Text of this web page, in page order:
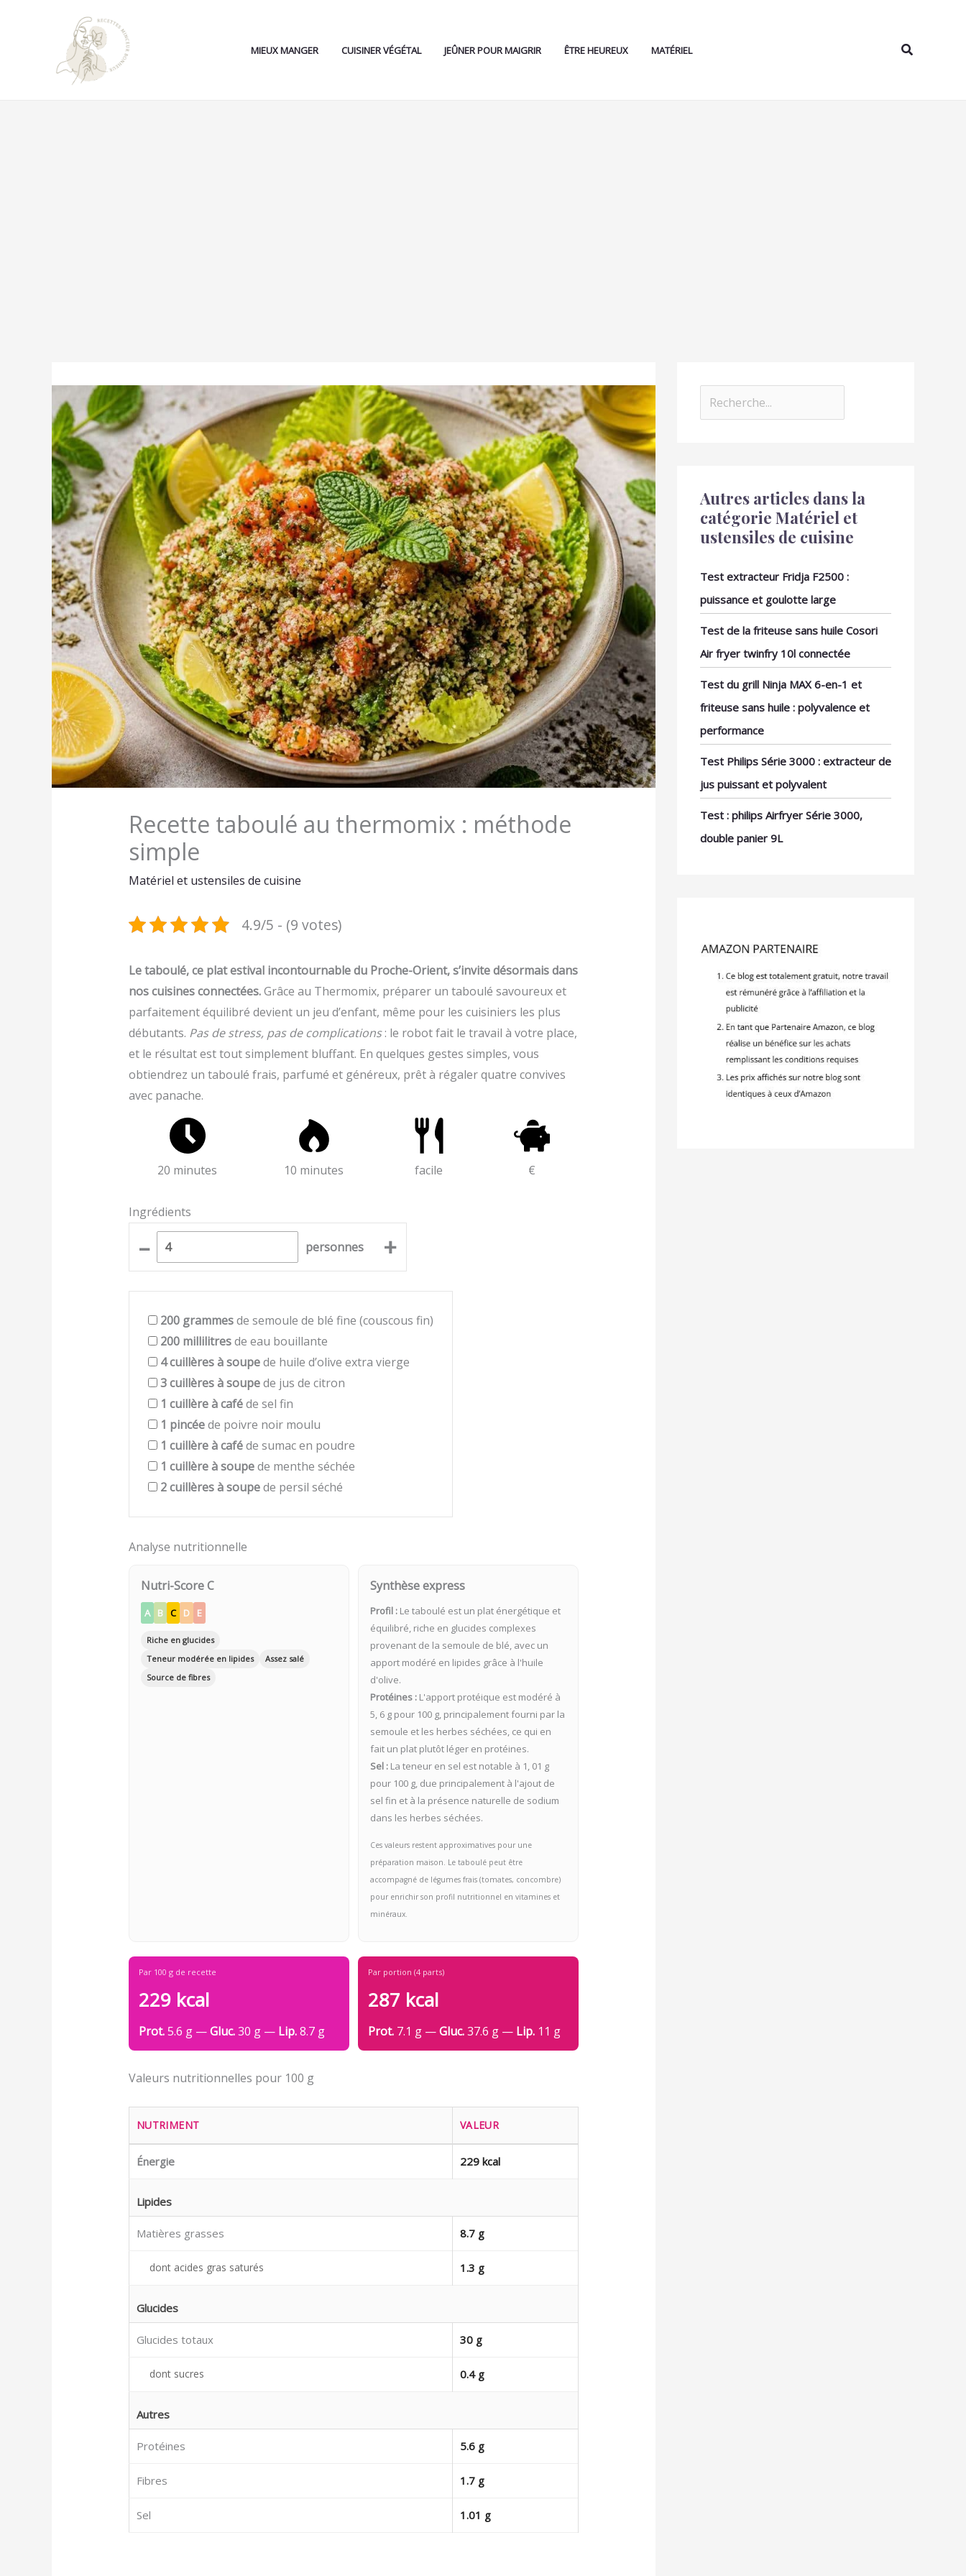
MIEUX MANGER CUISINER VÉGÉTAL JEÛNER POUR MAIGRIR ÊTRE HEUREUX MATÉRIEL
Recette taboulé au thermomix : méthode
simple
Matériel et ustensiles de cuisine
4.9/5 - (9 votes)
Le taboulé, ce plat estival incontournable du Proche-Orient, s’invite désormais dans
nos cuisines connectées.Grâce au Thermomix, préparer un taboulé savoureux et
parfaitement équilibré devient un jeu d’enfant, même pour les cuisiniers les plus
débutants. Pas de stress, pas de complications: le robot fait le travail à votre place,
et le résultat est tout simplement bluffant. En quelques gestes simples, vous
obtiendrez un taboulé frais, parfumé et généreux, prêt à régaler quatre convives
avec panache.
20 minutes 10 minutes facile €
Ingrédients
– personnes +
200 grammesde semoule de blé fine (couscous fin)
200 millilitresde eau bouillante
4cuillères à soupede huile d’olive extra vierge
3cuillères à soupede jus de citron
1 cuillère à caféde sel fin
1 pincéede poivre noir moulu
1 cuillère à caféde sumac en poudre
1 cuillère à soupede menthe séchée
2cuillères à soupede persil séché
Analyse nutritionnelle
Nutri-Score C
A B C D E
Riche en glucides
Teneur modérée en lipides
Assez salé
Source de fibres
Synthèse express
Profil : Le taboulé est un plat énergétique et
équilibré, riche en glucides complexes
provenant de la semoule de blé, avec un
apport modéré en lipides grâce à l'huile
d'olive.
Protéines : L'apport protéique est modéré à
5, 6 g pour 100 g, principalement fourni par la
semoule et les herbes séchées, ce qui en
fait un plat plutôt léger en protéines.
Sel : La teneur en sel est notable à 1, 01 g
pour 100 g, due principalement à l'ajout de
sel fin et à la présence naturelle de sodium
dans les herbes séchées.
Ces valeurs restent approximatives pour une
préparation maison. Le taboulé peut être
accompagné de légumes frais (tomates, concombre)
pour enrichir son profil nutritionnel en vitamines et
minéraux.
Par 100 g de recette
229 kcal
Prot.5.6 g —Gluc.30 g — Lip.8.7 g
Par portion (4 parts)
287 kcal
Prot. 7.1 g —Gluc.37.6 g — Lip. 11 g
Valeurs nutritionnelles pour 100 g
NUTRIMENT VALEUR
Énergie 229 kcal
Lipides
Matières grasses 8.7 g
dont acides gras saturés 1.3 g
Glucides
Glucides totaux 30 g
dont sucres 0.4 g
Autres
Protéines 5.6 g
Fibres 1.7 g
Sel 1.01 g
Autres articles dans la
catégorie Matériel et
ustensiles de cuisine
Test extracteur Fridja F2500 :
puissance et goulotte large
Test de la friteuse sans huile Cosori
Air fryer twinfry 10l connectée
Test du grill Ninja MAX 6-en-1 et
friteuse sans huile : polyvalence et
performance
Test Philips Série 3000 : extracteur de
jus puissant et polyvalent
Test : philips Airfryer Série 3000,
double panier 9L